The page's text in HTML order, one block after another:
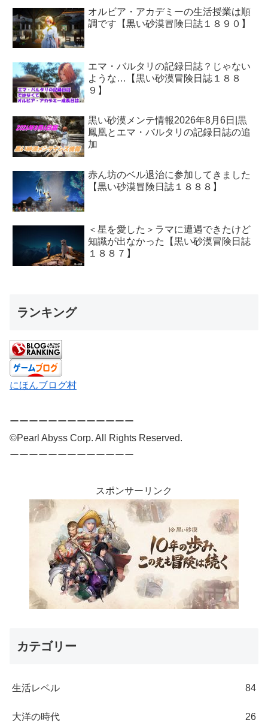
オルビア・アカデミーの生活授業は順
調です【黒い砂漠冒険日誌１８９０】
エマ・バルタリの記録日誌？じゃない
ような…【黒い砂漠冒険日誌１８８
９】
黒い砂漠メンテ情報2026年8月6日|黒
鳳凰とエマ・バルタリの記録日誌の追
加
赤ん坊のベル退治に参加してきました
【黒い砂漠冒険日誌１８８８】
＜星を愛した＞ラマに遭遇できたけど
知識が出なかった【黒い砂漠冒険日誌
１８８７】
ランキング
にほんブログ村
ーーーーーーーーーーーーー
©Pearl Abyss Corp. All Rights Reserved.
ーーーーーーーーーーーーー
スポンサーリンク
カテゴリー
生活レベル 84
大洋の時代 26